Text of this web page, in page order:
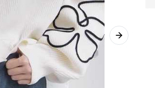
Next slide